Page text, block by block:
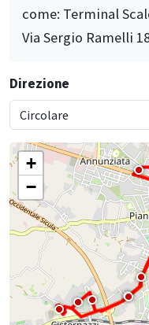
come: Terminal
Via Sergio Ramelli
Direzione
+
−